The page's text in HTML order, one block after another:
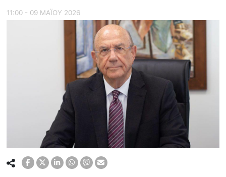
11:00 - 09 ΜΑΪ́ΟΥ 2026